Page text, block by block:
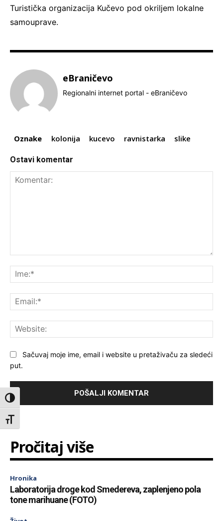
Toggle High Contrast
Toggle Font size
Turistička organizacija Kučevo pod okriljem lokalne
samouprave.
eBraničevo
Regionalni internet portal - eBraničevo
Oznake kolonija kucevo ravnistarka slike
Ostavi komentar
Sačuvaj moje ime, email i website u pretaživaču za sledeći
put.
Pročitaj više
Hronika
Laboratorija droge kod Smedereva, zaplenjeno pola
tone marihuane (FOTO)